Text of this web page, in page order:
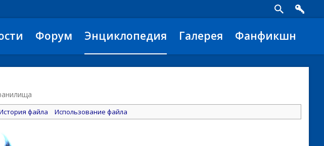
Форум Энциклопедия Галерея Фанфикшн
файла Использование файла